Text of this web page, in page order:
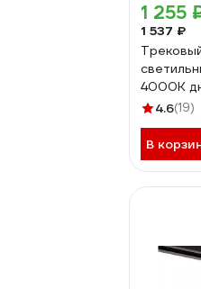
1 255
1 537 ₽
4000К
2400лм,
30W/03B
4.6(19)
В